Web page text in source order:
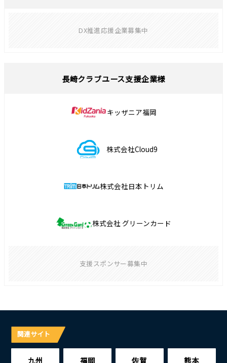
DX推進応援企業募集中
長崎クラブユース支援企業様
キッザニア福岡
株式会社Cloud9
株式会社日本トリム
株式会社 グリーンカード
支援スポンサー募集中
関連サイト
九州 福岡 佐賀 熊本